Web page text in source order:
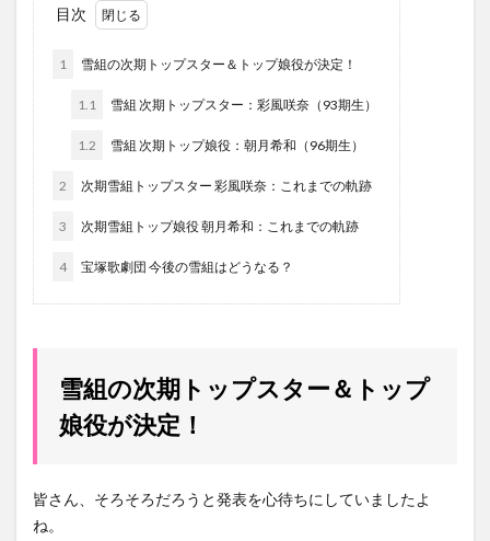
目次
1 雪組の次期トップスター＆トップ娘役が決定！
1.1 雪組 次期トップスター：彩風咲奈（93期生）
1.2 雪組 次期トップ娘役：朝月希和（96期生）
2 次期雪組トップスター 彩風咲奈：これまでの軌跡
3 次期雪組トップ娘役 朝月希和：これまでの軌跡
4 宝塚歌劇団 今後の雪組はどうなる？
雪組の次期トップスター＆トップ
娘役が決定！
皆さん、そろそろだろうと発表を心待ちにしていましたよ
ね。